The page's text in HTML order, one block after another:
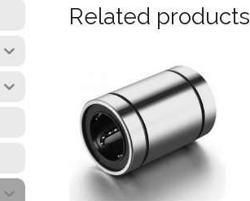
Related products